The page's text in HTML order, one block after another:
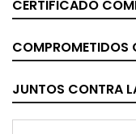
CERTIFICADO
COMPROMETIDOS
JUNTOS CONTRA